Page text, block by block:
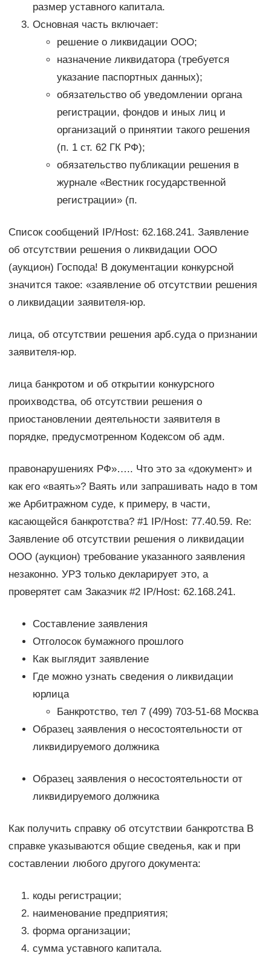
размер уставного капитала.
Основная часть включает:
решение о ликвидации ООО;
назначение ликвидатора (требуется
указание паспортных данных);
обязательство об уведомлении органа
регистрации, фондов и иных лиц и
организаций о принятии такого решения
(п. 1 ст. 62 ГК РФ);
обязательство публикации решения в
журнале «Вестник государственной
регистрации» (п.
Список сообщений IP/Host: 62.168.241. Заявление
об отсутствии решения о ликвидации ООО
(аукцион) Господа! В документации конкурсной
значится такое: «заявление об отсутствии решения
о ликвидации заявителя-юр.
лица, об отсутствии решения арб.суда о признании
заявителя-юр.
лица банкротом и об открытии конкурсного
проихводства, об отсутствии решения о
приостановлении деятельности заявителя в
порядке, предусмотренном Кодексом об адм.
правонарушениях РФ»….. Что это за «документ» и
как его «ваять»? Ваять или запрашивать надо в том
же Арбитражном суде, к примеру, в части,
касающейся банкротства? #1 IP/Host: 77.40.59. Re:
Заявление об отсутствии решения о ликвидации
ООО (аукцион) требование указанного заявления
незаконно. УРЗ только декларирует это, а
проверятет сам Заказчик #2 IP/Host: 62.168.241.
Составление заявления
Отголосок бумажного прошлого
Как выглядит заявление
Где можно узнать сведения о ликвидации
юрлица
Банкротство, тел 7 (499) 703-51-68 Москва
Образец заявления о несостоятельности от
ликвидируемого должника
Образец заявления о несостоятельности от
ликвидируемого должника
Как получить справку об отсутствии банкротства В
справке указываются общие сведенья, как и при
составлении любого другого документа:
коды регистрации;
наименование предприятия;
форма организации;
сумма уставного капитала.